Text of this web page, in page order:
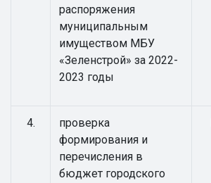
распоряжения
муниципальным
имуществом МБУ
«Зеленстрой» за 2022-
2023 годы
4.
проверка
формирования и
перечисления в
бюджет городского